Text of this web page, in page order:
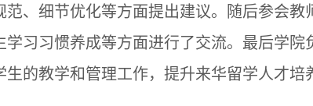
、细节优化等方面提出建议。随后参会
习习惯养成等方面进行了交流。最后学
的教学和管理工作，提升来华留学人才培